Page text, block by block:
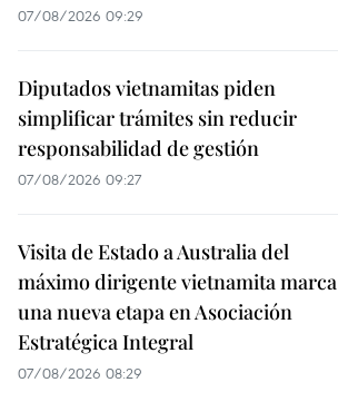
07/08/2026 09:29
Diputados vietnamitas piden
simplificar trámites sin reducir
responsabilidad de gestión
07/08/2026 09:27
Visita de Estado a Australia del
máximo dirigente vietnamita marca
una nueva etapa en Asociación
Estratégica Integral
07/08/2026 08:29